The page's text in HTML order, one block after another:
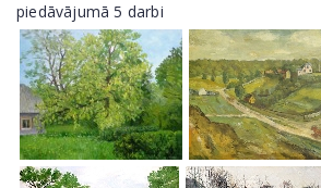
piedāvājumā 5 darbi